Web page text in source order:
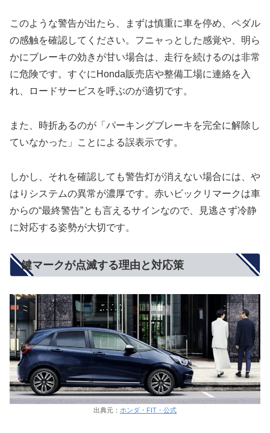
このような警告が出たら、まずは慎重に車を停め、ペダル
の感触を確認してください。フニャっとした感覚や、明ら
かにブレーキの効きが甘い場合は、走行を続けるのは非常
に危険です。すぐにHonda販売店や整備工場に連絡を入
れ、ロードサービスを呼ぶのが適切です。
また、時折あるのが「パーキングブレーキを完全に解除し
ていなかった」ことによる誤表示です。
しかし、それを確認しても警告灯が消えない場合には、や
はりシステムの異常が濃厚です。赤いビックリマークは車
からの“最終警告”とも言えるサインなので、見逃さず冷静
に対応する姿勢が大切です。
鍵マークが点滅する理由と対応策
出典元： ホンダ・FIT・公式